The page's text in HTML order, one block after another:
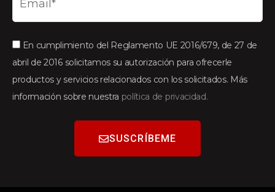
En cumplimiento del Reglamento UE 2016/679, de 27 de
abril de 2016 solicitamos su autorización para ofrecerle
productos y servicios relacionados con los solicitados. Más
información sobre nuestra política de privacidad.
SUSCRÍBEME